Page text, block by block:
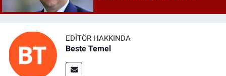
EDITÖR HAKKINDA
Beste Temel